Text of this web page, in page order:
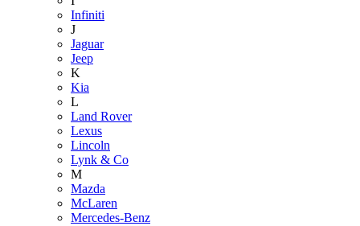
Infiniti
J
Jaguar
Jeep
K
Kia
L
Land Rover
Lexus
Lincoln
Lynk & Co
M
Mazda
McLaren
Mercedes-Benz